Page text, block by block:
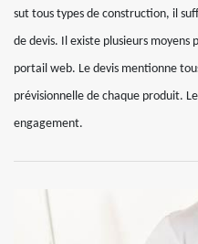
sut tous types de construction, il
de devis. Il existe plusieurs moyens
portail web. Le devis mentionne
prévisionnelle de chaque produit.
engagement.